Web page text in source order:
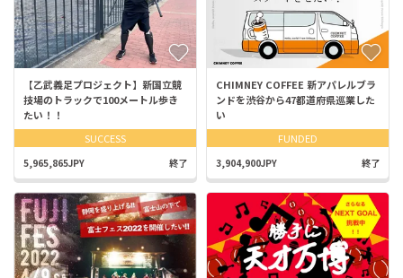
【乙武義足プロジェクト】新国立競
技場のトラックで100メートル歩き
たい！！
SUCCESS
5,965,865JPY 終了
CHIMNEY COFFEE 新アパレルブラ
ンドを渋谷から47都道府県巡業した
い
FUNDED
3,904,900JPY 終了